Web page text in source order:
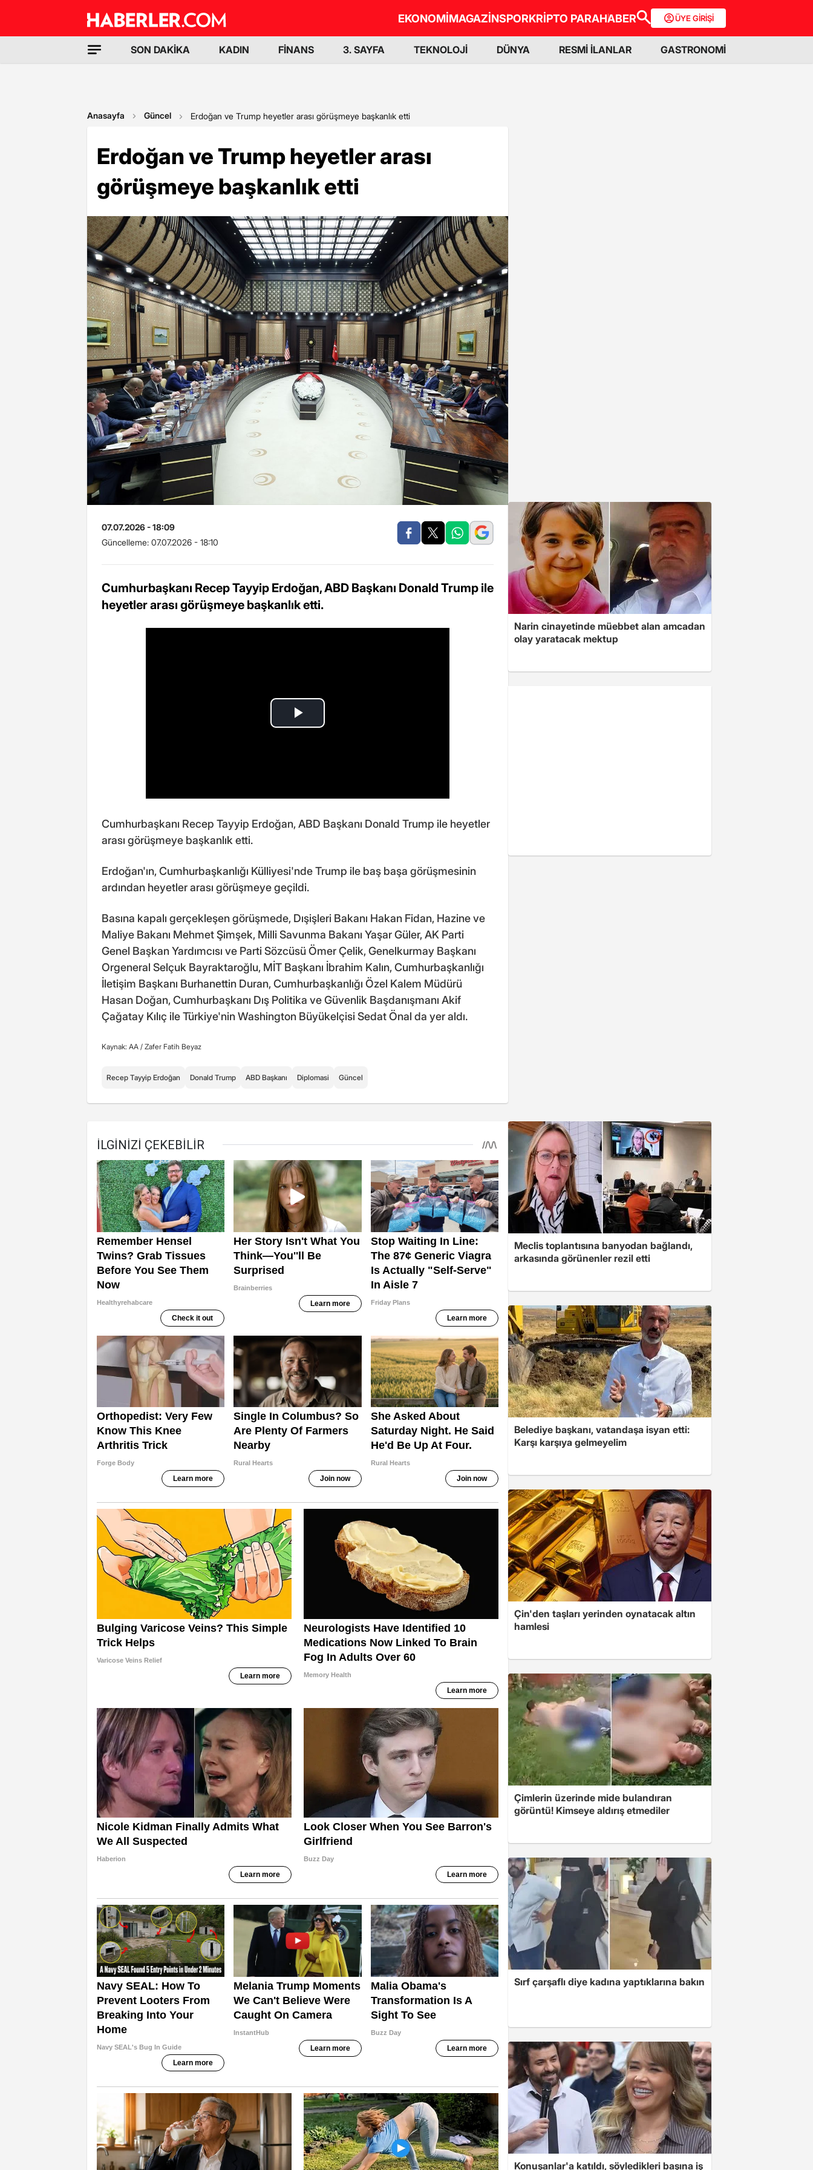
EKONOMİMAGAZİNSPORKRİPTO PARAHABER ÜYE GİRİŞİ
SON DAKİKA KADIN FİNANS 3. SAYFA TEKNOLOJİ DÜNYA RESMİ İLANLAR GASTRONOMİ
Anasayfa Güncel Erdoğan ve Trump heyetler arası görüşmeye başkanlık etti
Erdoğan ve Trump heyetler arası
görüşmeye başkanlık etti
07.07.2026 - 18:09
Güncelleme: 07.07.2026 - 18:10
Cumhurbaşkanı Recep Tayyip Erdoğan, ABD Başkanı Donald Trump ile
heyetler arası görüşmeye başkanlık etti.
Cumhurbaşkanı Recep Tayyip Erdoğan, ABD Başkanı Donald Trump ile heyetler
arası görüşmeye başkanlık etti.
Erdoğan'ın, Cumhurbaşkanlığı Külliyesi'nde Trump ile baş başa görüşmesinin
ardından heyetler arası görüşmeye geçildi.
Basına kapalı gerçekleşen görüşmede, Dışişleri Bakanı Hakan Fidan, Hazine ve
Maliye Bakanı Mehmet Şimşek, Milli Savunma Bakanı Yaşar Güler, AK Parti
Genel Başkan Yardımcısı ve Parti Sözcüsü Ömer Çelik, Genelkurmay Başkanı
Orgeneral Selçuk Bayraktaroğlu, MİT Başkanı İbrahim Kalın, Cumhurbaşkanlığı
İletişim Başkanı Burhanettin Duran, Cumhurbaşkanlığı Özel Kalem Müdürü
Hasan Doğan, Cumhurbaşkanı Dış Politika ve Güvenlik Başdanışmanı Akif
Çağatay Kılıç ile Türkiye'nin Washington Büyükelçisi Sedat Önal da yer aldı.
Kaynak: AA / Zafer Fatih Beyaz
Recep Tayyip Erdoğan Donald Trump ABD Başkanı Diplomasi Güncel
Narin cinayetinde müebbet alan amcadan
olay yaratacak mektup
Meclis toplantısına banyodan bağlandı,
arkasında görünenler rezil etti
Belediye başkanı, vatandaşa isyan etti:
Karşı karşıya gelmeyelim
Çin'den taşları yerinden oynatacak altın
hamlesi
Çimlerin üzerinde mide bulandıran
görüntü! Kimseye aldırış etmediler
Sırf çarşaflı diye kadına yaptıklarına bakın
Konuşanlar'a katıldı, söyledikleri başına iş